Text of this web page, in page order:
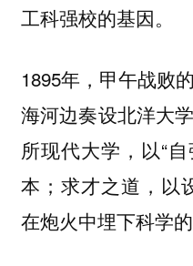
工科强校的基因。
1895年，甲午战败
海河边奏设北洋大
所现代大学，以“
本；求才之道，以
在炮火中埋下科学的